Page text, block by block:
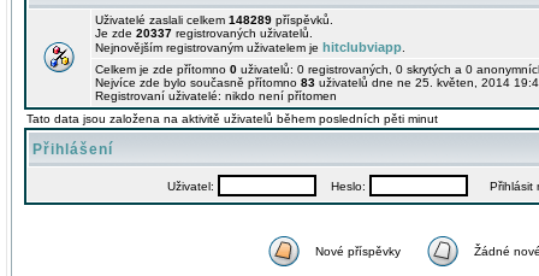
Uživatelé zaslali celkem 148289 příspěvků.
Je zde 20337 registrovaných uživatelů.
Nejnovějším registrovaným uživatelem je hitclubviapp
Celkem je zde přítomno 0 uživatelů: 0 registrovaných, 0 skrytých a 0
Nejvíce zde bylo současně přítomno 83 uživatelů dne ne 25. květen, 2014
Registrovaní uživatelé: nikdo není přítomen
Tato data jsou založena na aktivitě uživatelů během posledních pěti minut
Přihlášení
Uživatel: Heslo: Přihlásit
Nové příspěvky Žádné